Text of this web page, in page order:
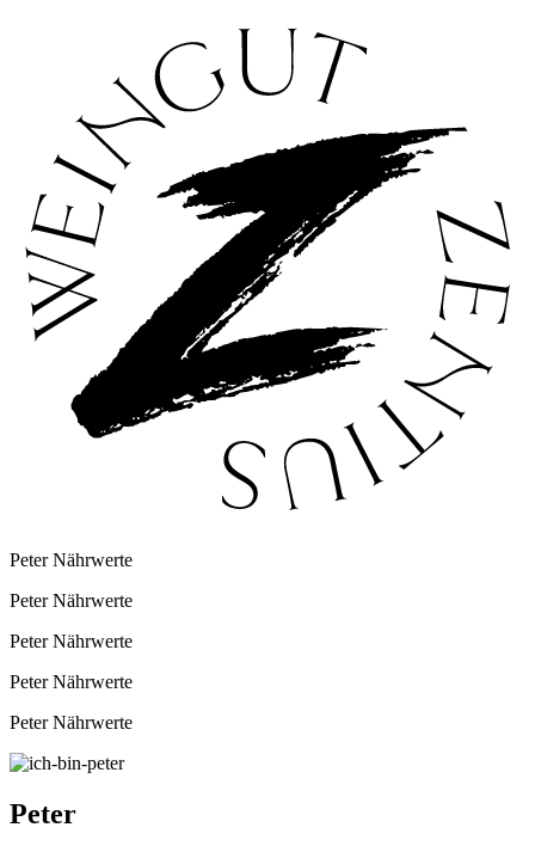
PeterNährwerte
PeterNährwerte
PeterNährwerte
PeterNährwerte
PeterNährwerte
Peter